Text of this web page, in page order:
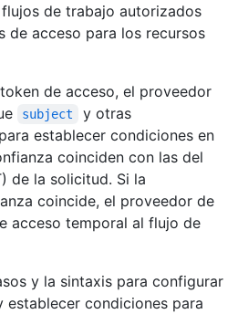
de trabajo autorizados
de acceso para los recursos
de acceso, el proveedor
subject
y otras
establecer condiciones en
coinciden con las del
de la solicitud. Si la
coincide, el proveedor de
acceso temporal al flujo de
y la sintaxis para configurar
establecer condiciones para